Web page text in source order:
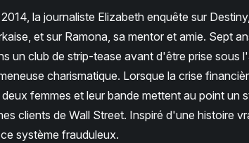
2014, la journaliste Elizabeth enquête sur
et sur Ramona, sa mentor et amie. Sept
un club de strip-tease avant d'être prise sous
charismatique. Lorsque la crise
deux femmes et leur bande mettent au point un
clients de Wall Street. Inspiré d'une histoire
système frauduleux.